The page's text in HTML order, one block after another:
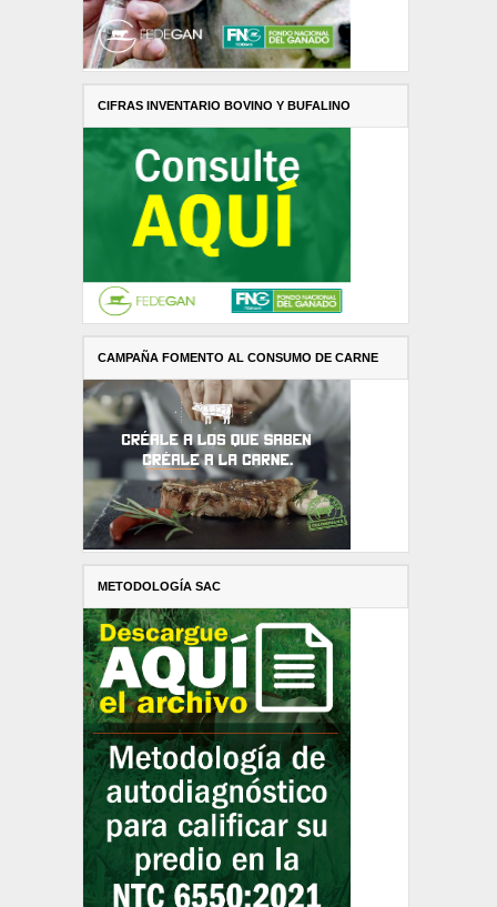
CIFRAS INVENTARIO BOVINO Y BUFALINO
CAMPAÑA FOMENTO AL CONSUMO DE CARNE
METODOLOGÍA SAC